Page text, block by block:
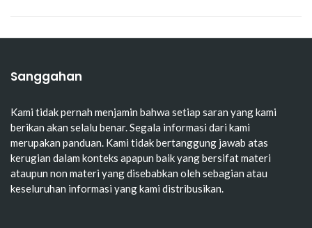
Sanggahan
Kami tidak pernah menjamin bahwa setiap saran yang kami
berikan akan selalu benar. Segala informasi dari kami
merupakan panduan. Kami tidak bertanggung jawab atas
kerugian dalam konteks apapun baik yang bersifat materi
ataupun non materi yang disebabkan oleh sebagian atau
keseluruhan informasi yang kami distribusikan.